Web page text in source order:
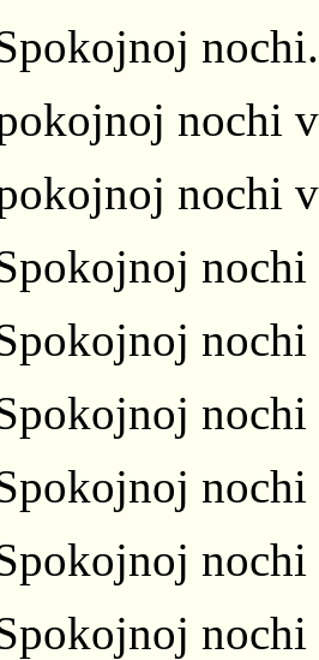
nochi.
nochi
nochi